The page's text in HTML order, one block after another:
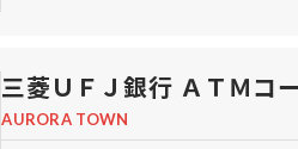
三菱ＵＦＪ銀行 ＡＴＭコ
AURORA TOWN